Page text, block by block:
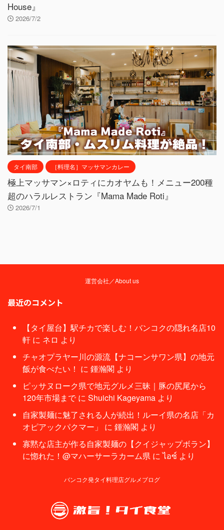
House』
2026/7/2
タイ南部 ［料理名］マッサマンカレー
極上マッサマン×ロティにカオヤムも！メニュー200種
超のハラルレストラン『Mama Made Roti』
2026/7/1
運営会社／About us
最近のコメント
【タイ屋台】駅チカで楽しむ！バンコクの隠れ名店10
軒 に ネロ より
チャオプラヤー川の源流【ナコーンサワン県】の地元
飯が食べたい！ に 鍾瀚閣 より
ピッサヌローク県で地元グルメ三昧｜豚の尻尾から
120年市場までに Shuichi Kageyama より
自家製麺に魅了される人が続出！ルーイ県の名店「カ
オピアックパクマー」
に 鍾瀚閣 より
寡黙な店主が作る自家製麺の【クイジャップボラン】
に惚れた！@マハーサーラカーム県 にไอซ์ より
バンコク発タイ料理店グルメブログ